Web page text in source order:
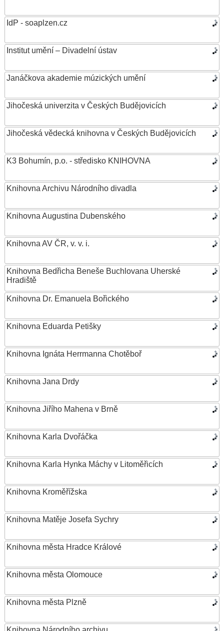
IdP - soaplzen.cz
Institut umění – Divadelní ústav
Janáčkova akademie múzických umění
Jihočeská univerzita v Českých Budějovicích
Jihočeská vědecká knihovna v Českých Budějovicích
K3 Bohumín, p.o. - středisko KNIHOVNA
Knihovna Archivu Národního divadla
Knihovna Augustina Dubenského
Knihovna AV ČR, v. v. i.
Knihovna Bedřicha Beneše Buchlovana Uherské
Hradiště
Knihovna Dr. Emanuela Bořického
Knihovna Eduarda Petišky
Knihovna Ignáta Herrmanna Chotěboř
Knihovna Jana Drdy
Knihovna Jiřího Mahena v Brně
Knihovna Karla Dvořáčka
Knihovna Karla Hynka Máchy v Litoměřicích
Knihovna Kroměřížska
Knihovna Matěje Josefa Sychry
Knihovna města Hradce Králové
Knihovna města Olomouce
Knihovna města Plzně